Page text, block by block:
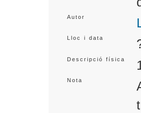
Autor
Lloc i data
Descripció física
Nota